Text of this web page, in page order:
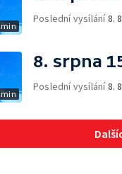
min
Poslední vysílání8.
min
8. srpna
Poslední vysílání8.